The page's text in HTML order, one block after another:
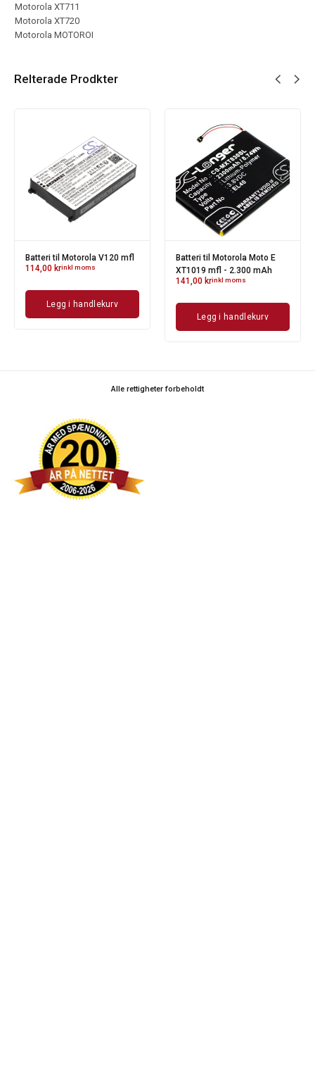
Motorola XT711
Motorola XT720
Motorola MOTOROI
Relterade Prodkter
Batteri til Motorola V120 mfl
114,00 krinkl moms
Legg i handlekurv
Batteri til Motorola Moto E
XT1019 mfl - 2.300 mAh
141,00 krinkl moms
Legg i handlekurv
Alle rettigheter forbeholdt